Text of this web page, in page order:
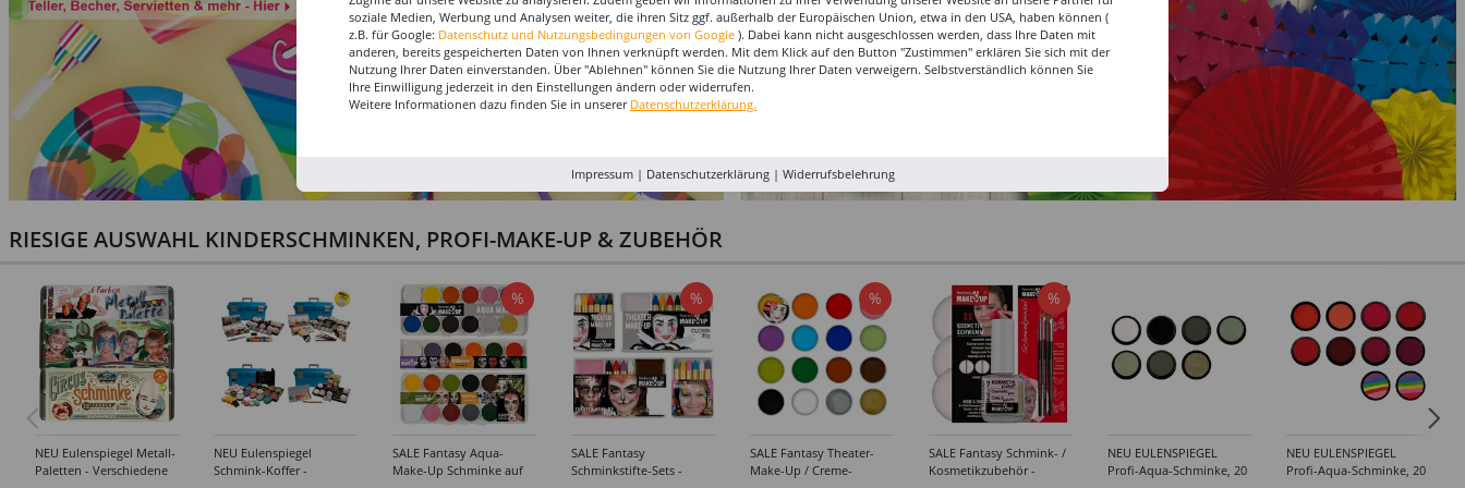
RIESIGE AUSWAHL KINDERSCHMINKEN, PROFI-MAKE-UP & ZUBEHÖR
NEU Eulenspiegel Metall-
Paletten - Verschiedene
NEU Eulenspiegel
Schmink-Koffer -
%
SALE Fantasy Aqua-
Make-Up Schminke auf
%
SALE Fantasy
Schminkstifte-Sets -
%
SALE Fantasy Theater-
Make-Up / Creme-
%
SALE Fantasy Schmink- /
Kosmetikzubehör -
NEU EULENSPIEGEL
Profi-Aqua-Schminke, 20
NEU EULENSPIEGEL
Profi-Aqua-Schminke, 20
soziale Medien, Werbung und Analysen weiter, die ihren Sitz ggf. außerhalb der Europäischen Union, etwa in den USA, haben können (
z.B. für Google: Datenschutz und Nutzungsbedingungen von Google ). Dabei kann nicht ausgeschlossen werden, dass Ihre Daten mit
anderen, bereits gespeicherten Daten von Ihnen verknüpft werden. Mit dem Klick auf den Button "Zustimmen" erklären Sie sich mit der
Nutzung Ihrer Daten einverstanden. Über "Ablehnen" können Sie die Nutzung Ihrer Daten verweigern. Selbstverständlich können Sie
Ihre Einwilligung jederzeit in den Einstellungen ändern oder widerrufen.
Weitere Informationen dazu finden Sie in unserer Datenschutzerklärung.
Impressum| Datenschutzerklärung| Widerrufsbelehrung